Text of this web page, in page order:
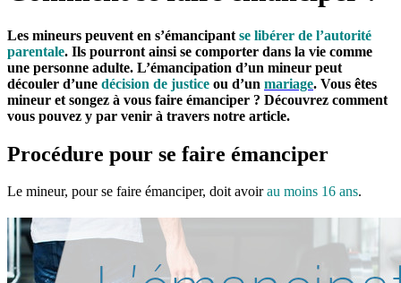
Les mineurs peuvent en s’émancipant se libérer de l’autorité
parentale. Ils pourront ainsi se comporter dans la vie comme
une personne adulte. L’émancipation d’un mineur peut
découler d’une décision de justice ou d’un mariage. Vous êtes
mineur et songez à vous faire émanciper ? Découvrez comment
vous pouvez y par venir à travers notre article.
Procédure pour se faire émanciper
Le mineur, pour se faire émanciper, doit avoirau moins 16 ans.